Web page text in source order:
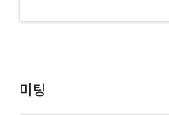
미팅